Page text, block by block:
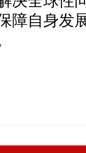
障自身发